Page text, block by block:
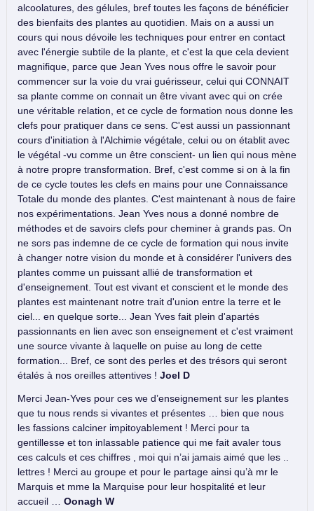
alcoolatures, des gélules, bref toutes les façons de bénéficier
des bienfaits des plantes au quotidien. Mais on a aussi un
cours qui nous dévoile les techniques pour entrer en contact
avec l'énergie subtile de la plante, et c'est la que cela devient
magnifique, parce que Jean Yves nous offre le savoir pour
commencer sur la voie du vrai guérisseur, celui qui CONNAIT
sa plante comme on connait un être vivant avec qui on crée
une véritable relation, et ce cycle de formation nous donne les
clefs pour pratiquer dans ce sens. C'est aussi un passionnant
cours d'initiation à l'Alchimie végétale, celui ou on établit avec
le végétal -vu comme un être conscient- un lien qui nous mène
à notre propre transformation. Bref, c'est comme si on à la fin
de ce cycle toutes les clefs en mains pour une Connaissance
Totale du monde des plantes. C'est maintenant à nous de faire
nos expérimentations. Jean Yves nous a donné nombre de
méthodes et de savoirs clefs pour cheminer à grands pas. On
ne sors pas indemne de ce cycle de formation qui nous invite
à changer notre vision du monde et à considérer l'univers des
plantes comme un puissant allié de transformation et
d'enseignement. Tout est vivant et conscient et le monde des
plantes est maintenant notre trait d'union entre la terre et le
ciel... en quelque sorte... Jean Yves fait plein d'apartés
passionnants en lien avec son enseignement et c'est vraiment
une source vivante à laquelle on puise au long de cette
formation... Bref, ce sont des perles et des trésors qui seront
étalés à nos oreilles attentives ! Joel D
Merci Jean-Yves pour ces we d’enseignement sur les plantes
que tu nous rends si vivantes et présentes … bien que nous
les fassions calciner impitoyablement ! Merci pour ta
gentillesse et ton inlassable patience qui me fait avaler tous
ces calculs et ces chiffres , moi qui n’ai jamais aimé que les ..
lettres ! Merci au groupe et pour le partage ainsi qu’à mr le
Marquis et mme la Marquise pour leur hospitalité et leur
accueil … Oonagh W